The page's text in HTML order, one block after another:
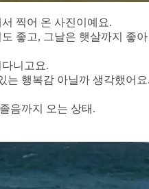
찍어 온 사진이예요.
좋고, 그날은 햇살까지 좋
니고요.
는 행복감 아닐까 생각했어요.
음까지 오는 상태.